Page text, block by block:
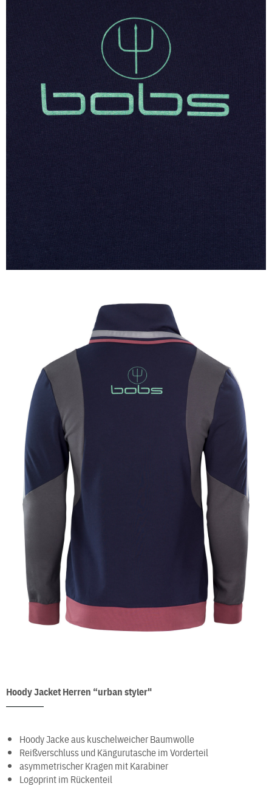
Hoody Jacket Herren “urban styler"
Hoody Jacke aus kuschelweicher Baumwolle
Reißverschluss und Kängurutasche im Vorderteil
asymmetrischer Kragen mit Karabiner
Logoprint im Rückenteil